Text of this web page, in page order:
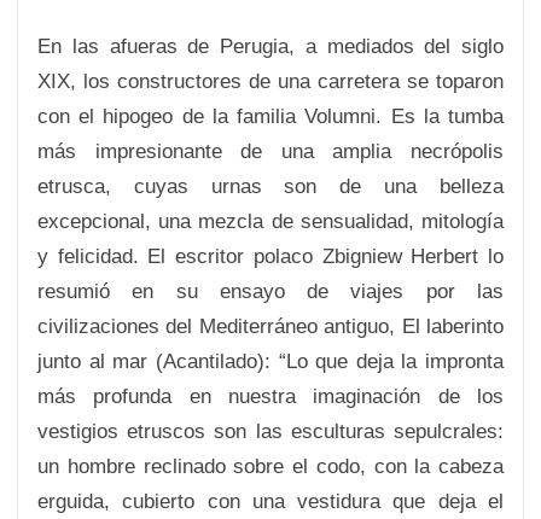
En las afueras de Perugia, a mediados del siglo
XIX, los constructores de una carretera se toparon
con el hipogeo de la familia Volumni. Es la tumba
más impresionante de una amplia necrópolis
etrusca, cuyas urnas son de una belleza
excepcional, una mezcla de sensualidad, mitología
y felicidad. El escritor polaco Zbigniew Herbert lo
resumió en su ensayo de viajes por las
civilizaciones del Mediterráneo antiguo, El laberinto
junto al mar (Acantilado): “Lo que deja la impronta
más profunda en nuestra imaginación de los
vestigios etruscos son las esculturas sepulcrales:
un hombre reclinado sobre el codo, con la cabeza
erguida, cubierto con una vestidura que deja el